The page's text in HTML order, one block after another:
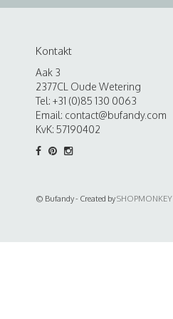
Kontakt
Aak 3
2377CL Oude Wetering
Tel: +31 (0)85 130 0063
Email: contact@bufandy.com
KvK: 57190402
© Bufandy - Created bySHOPMONKEY